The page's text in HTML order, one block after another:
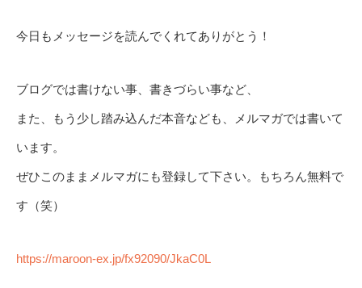
今日もメッセージを読んでくれてありがとう！
ブログでは書けない事、書きづらい事など、
また、もう少し踏み込んだ本音なども、メルマガでは書いて
います。
ぜひこのままメルマガにも登録して下さい。もちろん無料で
す（笑）
https://maroon-ex.jp/fx92090/JkaC0L